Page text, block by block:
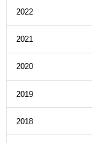
2022
2021
2020
2019
2018